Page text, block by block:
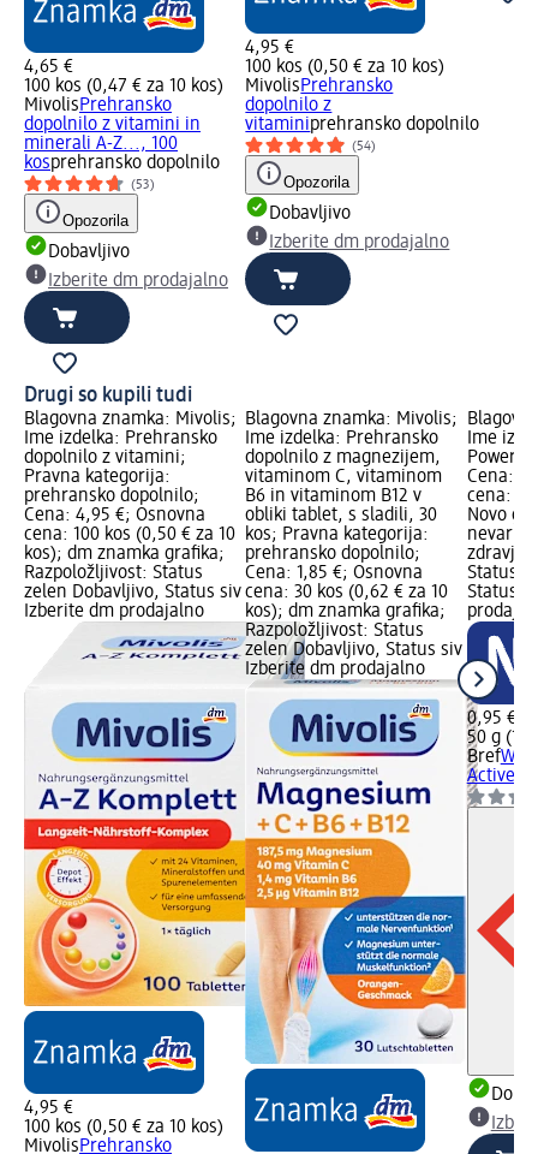
4,65 €
100 kos (0,47 € za 10 kos)
MivolisPrehransko
dopolnilo z vitamini in
minerali A-Z..., 100
kosprehransko dopolnilo
(53)
Opozorila
Dobavljivo
Izberite dm prodajalno
4,95 €
100 kos (0,50 € za 10 kos)
MivolisPrehransko
dopolnilo z
vitaminiprehransko dopolnilo
(54)
Opozorila
Dobavljivo
Izberite dm prodajalno
Drugi so kupili tudi
Blagovna znamka: Mivolis;
Ime izdelka: Prehransko
dopolnilo z vitamini;
Pravna kategorija:
prehransko dopolnilo;
Cena: 4,95 €; Osnovna
cena: 100 kos (0,50 € za 10
kos); dm znamka grafika;
Razpoložljivost: Status
zelen Dobavljivo, Status siv
Izberite dm prodajalno
4,95 €
100 kos (0,50 € za 10 kos)
MivolisPrehransko
Blagovna znamka: Mivolis;
Ime izdelka: Prehransko
dopolnilo z magnezijem,
vitaminom C, vitaminom
B6 in vitaminom B12 v
obliki tablet, s sladili, 30
kos; Pravna kategorija:
prehransko dopolnilo;
Cena: 1,85 €; Osnovna
cena: 30 kos (0,62 € za 10
kos); dm znamka grafika;
Razpoložljivost: Status
zelen Dobavljivo, Status siv
Izberite dm prodajalno
Ime
Power
Cena:
cena: 50
Novo
zdravje;
Status
Status
0,95 €
50 g
BrefWC
Active